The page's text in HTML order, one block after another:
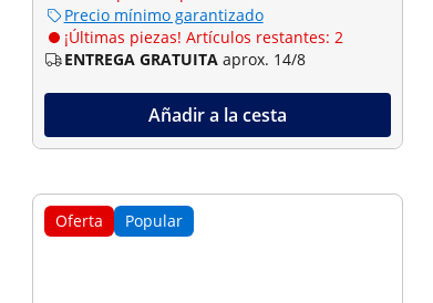
Precio mínimo garantizado
¡Últimas piezas! Artículos restantes: 2
ENTREGA GRATUITA aprox. 14/8
Añadir a la cesta
Oferta Popular